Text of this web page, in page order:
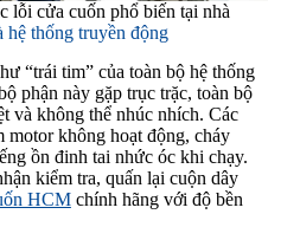
lỗi cửa cuốn phổ biến tại nhà
hệ thống truyền động
“trái tim” của toàn bộ hệ thống
phận này gặp trục trặc, toàn bộ
và không thể nhúc nhích. Các
motor không hoạt động, cháy
ồn đinh tai nhức óc khi chạy.
kiểm tra, quấn lại cuộn dây
HCMchính hãng với độ bền